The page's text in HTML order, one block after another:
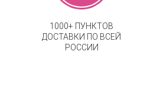
1000+ ПУНКТОВ
ДОСТАВКИ ПО ВСЕЙ
РОССИИ